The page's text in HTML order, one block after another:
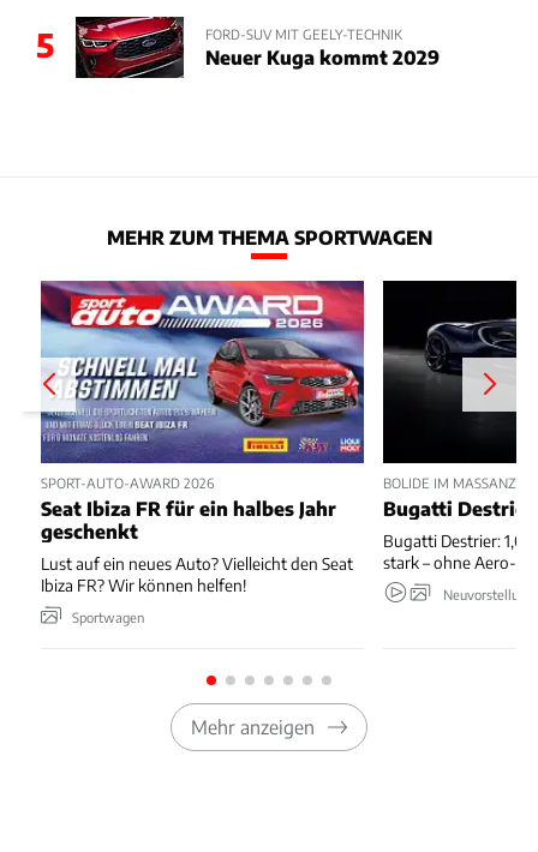
5 FORD-SUV MIT GEELY-TECHNIK
Neuer Kuga kommt 2029
MEHR ZUM THEMA SPORTWAGEN
SPORT-AUTO-AWARD 2026
Seat Ibiza FR für ein halbes Jahr
geschenkt
Lust auf ein neues Auto? Vielleicht den Seat
Ibiza FR? Wir können helfen!
Sportwagen
BOLIDE IM MASSANZUG
Bugatti
Bugatti Destrier: 1,00
stark – ohne Aero-
Mehr anzeigen